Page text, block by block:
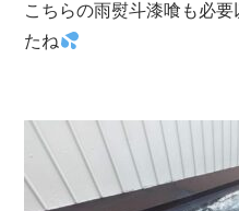
こちらの雨熨斗漆喰も必
たね